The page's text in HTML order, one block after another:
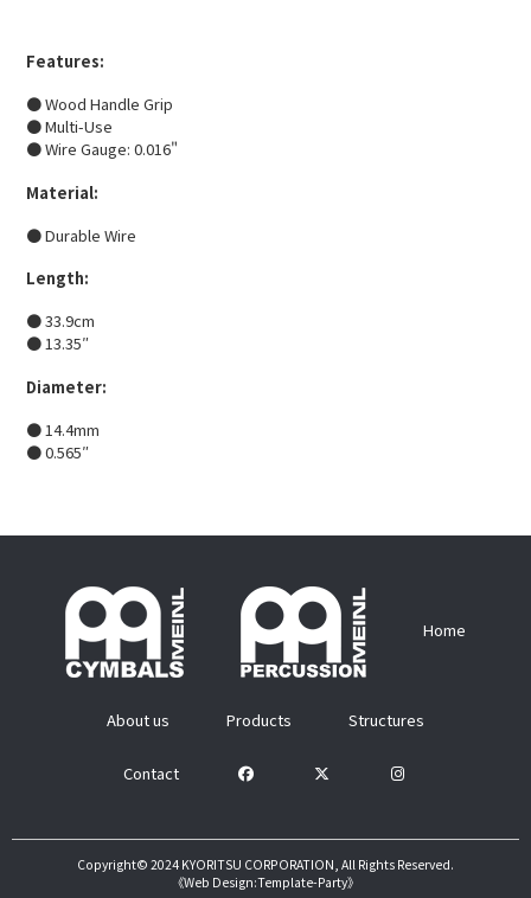
Features:
● Wood Handle Grip
● Multi-Use
● Wire Gauge: 0.016"
Material:
● Durable Wire
Length:
● 33.9cm
● 13.35″
Diameter:
● 14.4mm
● 0.565″
Home
About us Products Structures
Contact
Copyright© 2024 KYORITSU CORPORATION, All Rights Reserved.
《Web Design:Template-Party》